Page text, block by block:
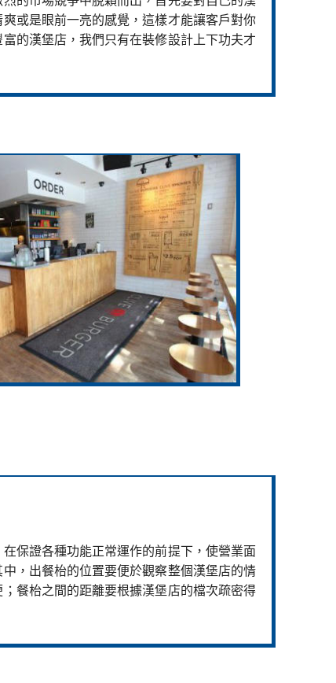
或是眼前一亮的感覺，這樣才能讓客戶對你
的漢堡店，我們只有在裝修設計上下功夫才
保證各種功能正常運作的前提下，使營業面
，出餐枱的位置要便於觀察整個漢堡店的情
餐枱之間的距離要根據漢堡店的檔次疏密得